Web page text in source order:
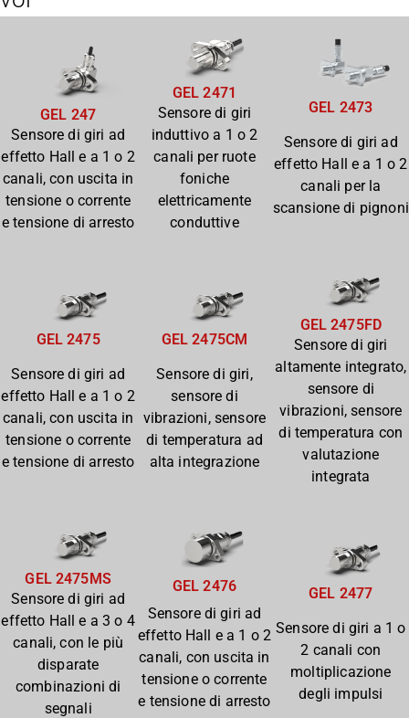
GEL 247
Sensore di giri ad
effetto Hall e a 1 o 2
canali, con uscita in
tensione o corrente
e tensione di arresto
GEL 2471
Sensore di giri
induttivo a 1 o 2
canali per ruote
foniche
elettricamente
conduttive
GEL 2473
Sensore di giri ad
effetto Hall e a 1 o 2
canali per la
scansione di pignoni
GEL 2475
Sensore di giri ad
effetto Hall e a 1 o 2
canali, con uscita in
tensione o corrente
e tensione di arresto
GEL 2475CM
Sensore di giri,
sensore di
vibrazioni, sensore
di temperatura ad
alta integrazione
GEL 2475FD
Sensore di giri
altamente integrato,
sensore di
vibrazioni, sensore
di temperatura con
valutazione
integrata
GEL 2475MS
Sensore di giri ad
effetto Hall e a 3 o 4
canali, con le più
disparate
combinazioni di
segnali
GEL 2476
Sensore di giri ad
effetto Hall e a 1 o 2
canali, con uscita in
tensione o corrente
e tensione di arresto
GEL 2477
Sensore di giri a 1 o
2 canali con
moltiplicazione
degli impulsi